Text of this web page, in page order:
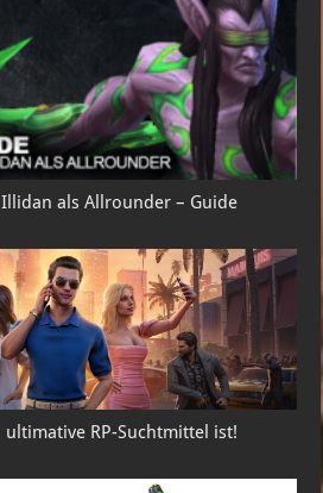
als Allrounder – Guide
ultimative RP-Suchtmittel ist!